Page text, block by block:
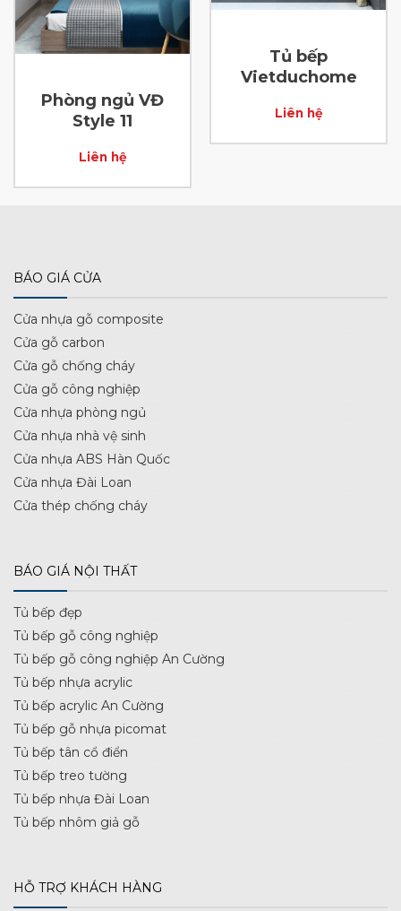
Phòng ngủ VĐ
Style 11
Liên hệ
Tủ bếp
Vietduchome
Liên hệ
BÁO GIÁ CỬA
Cửa nhựa gỗ composite
Cửa gỗ carbon
Cửa gỗ chống cháy
Cửa gỗ công nghiệp
Cửa nhựa phòng ngủ
Cửa nhựa nhà vệ sinh
Cửa nhựa ABS Hàn Quốc
Cửa nhựa Đài Loan
Cửa thép chống cháy
BÁO GIÁ NỘI THẤT
Tủ bếp đẹp
Tủ bếp gỗ công nghiệp
Tủ bếp gỗ công nghiệp An Cường
Tủ bếp nhựa acrylic
Tủ bếp acrylic An Cường
Tủ bếp gỗ nhựa picomat
Tủ bếp tân cổ điển
Tủ bếp treo tường
Tủ bếp nhựa Đài Loan
Tủ bếp nhôm giả gỗ
HỖ TRỢ KHÁCH HÀNG